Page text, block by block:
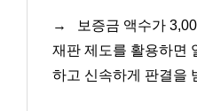
→
보증금 액수가
재판 제도를 활용하면
하고 신속하게 판결을